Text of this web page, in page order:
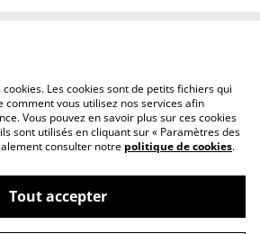
de
Politique de
cookies
Les cookies sont de petits fichiers qui
comment vous utilisez nos services afin
Vous pouvez en savoir plus sur ces cookies
sont utilisés en cliquant sur « Paramètres des
consulter notre politique de cookies.
Tout accepter